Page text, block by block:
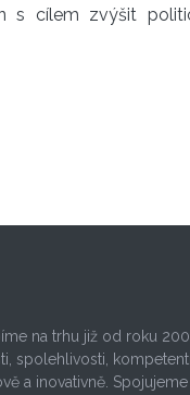
s cílem zvýšit
na trhu již od roku
spolehlivosti,
a inovativně.